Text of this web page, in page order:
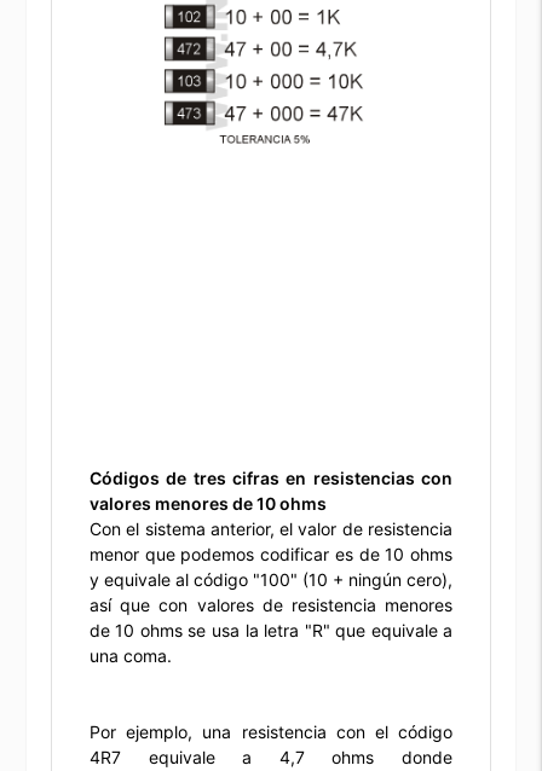
Códigos de tres cifras en resistencias con
valores menores de 10 ohms
Con el sistema anterior, el valor de resistencia
menor que podemos codificar es de 10 ohms
y equivale al código "100" (10 + ningún cero),
así que con valores de resistencia menores
de 10 ohms se usa la letra "R" que equivale a
una coma.
Por ejemplo, una resistencia con el código
4R7 equivale a 4,7 ohms donde